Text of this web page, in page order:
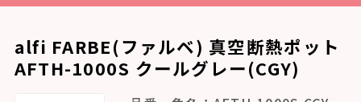
alfi FARBE(ファルベ) 真空断熱ポット
AFTH-1000S クールグレー(CGY)